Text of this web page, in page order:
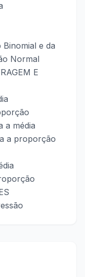
e da
Normal
E
a média
a proporção